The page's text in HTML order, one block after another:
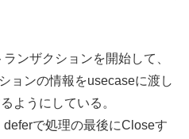
ンザクションを開始して、
ョンの情報をusecaseに渡し
ようにしている。
で処理の最後にCloseす